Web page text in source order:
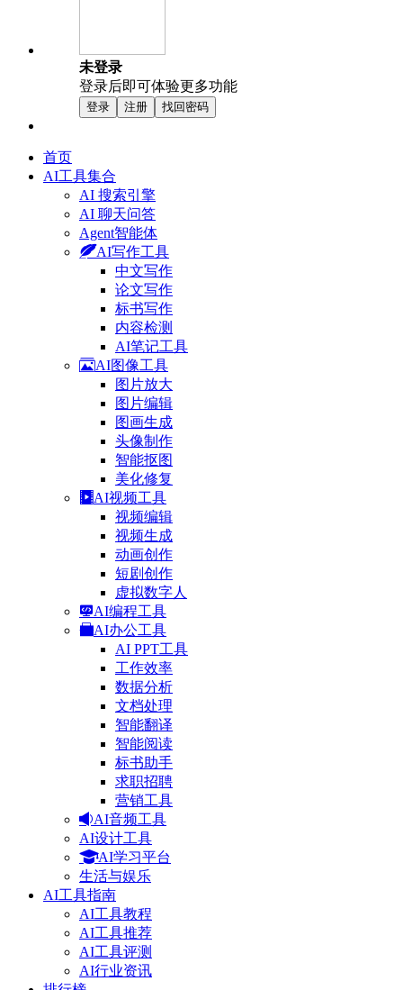
未登录
登录后即可体验更多功能
登录 注册 找回密码
首页
AI工具集合
AI 搜索引擎
AI 聊天问答
Agent智能体
AI写作工具
中文写作
论文写作
标书写作
内容检测
AI笔记工具
AI图像工具
图片放大
图片编辑
图画生成
头像制作
智能抠图
美化修复
AI视频工具
视频编辑
视频生成
动画创作
短剧创作
虚拟数字人
AI编程工具
AI办公工具
AI PPT工具
工作效率
数据分析
文档处理
智能翻译
智能阅读
标书助手
求职招聘
营销工具
AI音频工具
AI设计工具
AI学习平台
生活与娱乐
AI工具指南
AI工具教程
AI工具推荐
AI工具评测
AI行业资讯